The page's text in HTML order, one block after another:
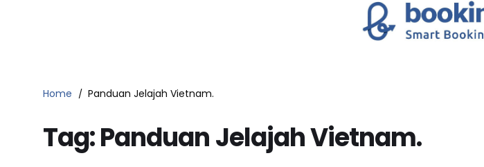
Home Panduan Jelajah Vietnam.
Tag:Panduan Jelajah Vietnam.